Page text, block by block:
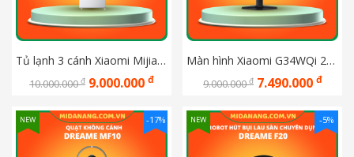
Tủ lạnh 3 cánh Xiaomi Mijia 271L
10.000.000đ 9.000.000 đ
Màn hình Xiaomi G34WQi 2026 ELA6562EU 34 inch (UWQHD/ VA/ 180Hz/ 1 ms)
9.000.000đ 7.490.000 đ
-17%
NEW -5%
NEW